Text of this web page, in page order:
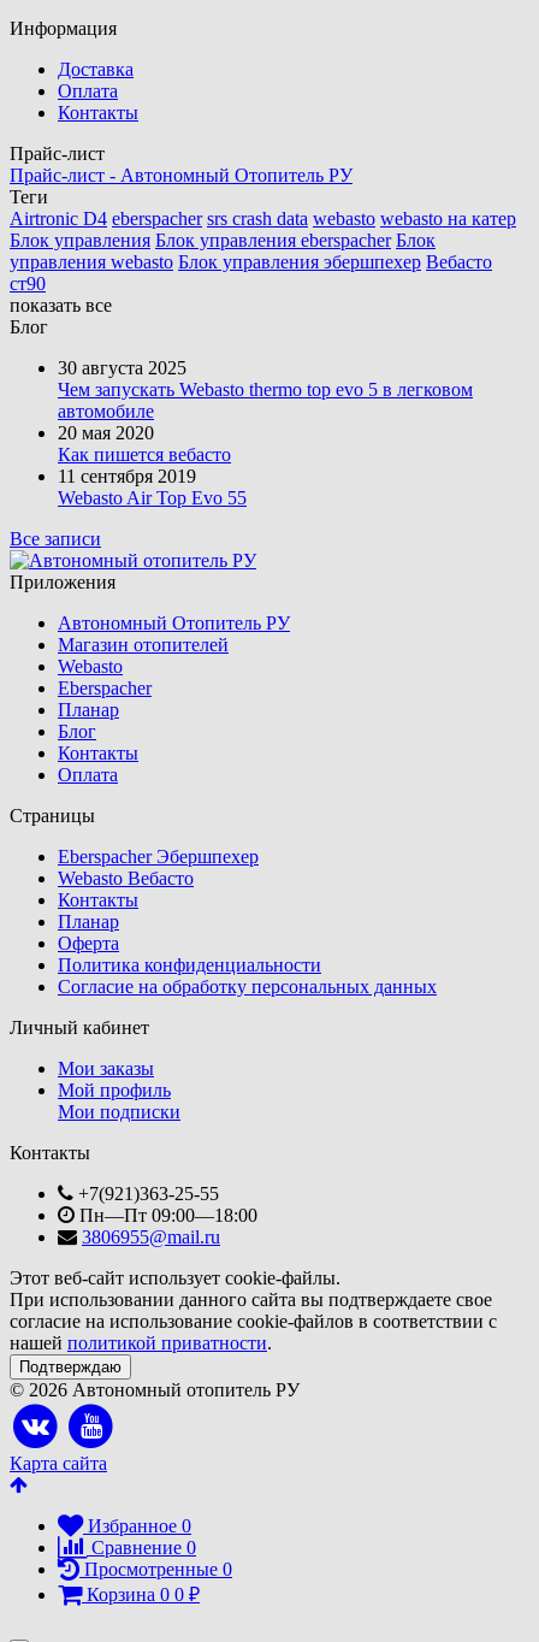
Информация
Доставка
Оплата
Контакты
Прайс-лист
Прайс-лист - Автономный Отопитель РУ
Теги
Airtronic D4 eberspacher srs crash data webasto webasto на катер
Блок управления Блок управления eberspacher Блок
управления webasto Блок управления эбершпехер Вебасто
ст90
показать все
Блог
30 августа 2025
Чем запускать Webasto thermo top evo 5 в легковом
автомобиле
20 мая 2020
Как пишется вебасто
11 сентября 2019
Webasto Air Top Evo 55
Все записи
Приложения
Автономный Отопитель РУ
Магазин отопителей
Webasto
Eberspacher
Планар
Блог
Контакты
Оплата
Страницы
Eberspacher Эбершпехер
Webasto Вебасто
Контакты
Планар
Оферта
Политика конфиденциальности
Согласие на обработку персональных данных
Личный кабинет
Мои заказы
Мой профиль
Мои подписки
Контакты
+7(921)363-25-55
Пн—Пт 09:00—18:00
3806955@mail.ru
Этот веб-сайт использует cookie-файлы.
При использовании данного сайта вы подтверждаете свое
согласие на использование cookie-файлов в соответствии с
нашей политикой приватности.
Подтверждаю
© 2026 Автономный отопитель РУ
Карта сайта
Избранное 0
Сравнение 0
Просмотренные 0
Корзина 0 0 ₽